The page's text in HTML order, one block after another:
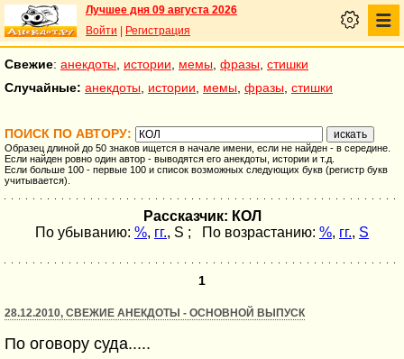
Лучшее дня 09 августа 2026
Войти
Регистрация
Свежие: анекдоты истории мемы фразы стишки
Случайные: анекдоты истории мемы фразы стишки
ПОИСК ПО АВТОРУ:
Образец длиной до 50 знаков ищется в начале имени, если не найден - в середине.
Если найден ровно один автор - выводятся его анекдоты, истории и т.д.
Если больше 100 - первые 100 и список возможных следующих букв (регистр букв
учитывается).
Рассказчик: КОЛ
По убыванию: %, гг., S ; По возрастанию: %, гг., S
1
28.12.2010, СВЕЖИЕ АНЕКДОТЫ - ОСНОВНОЙ ВЫПУСК
По оговору суда.....